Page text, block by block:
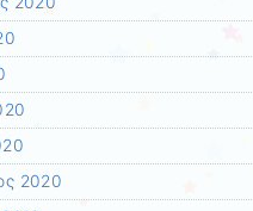
2020